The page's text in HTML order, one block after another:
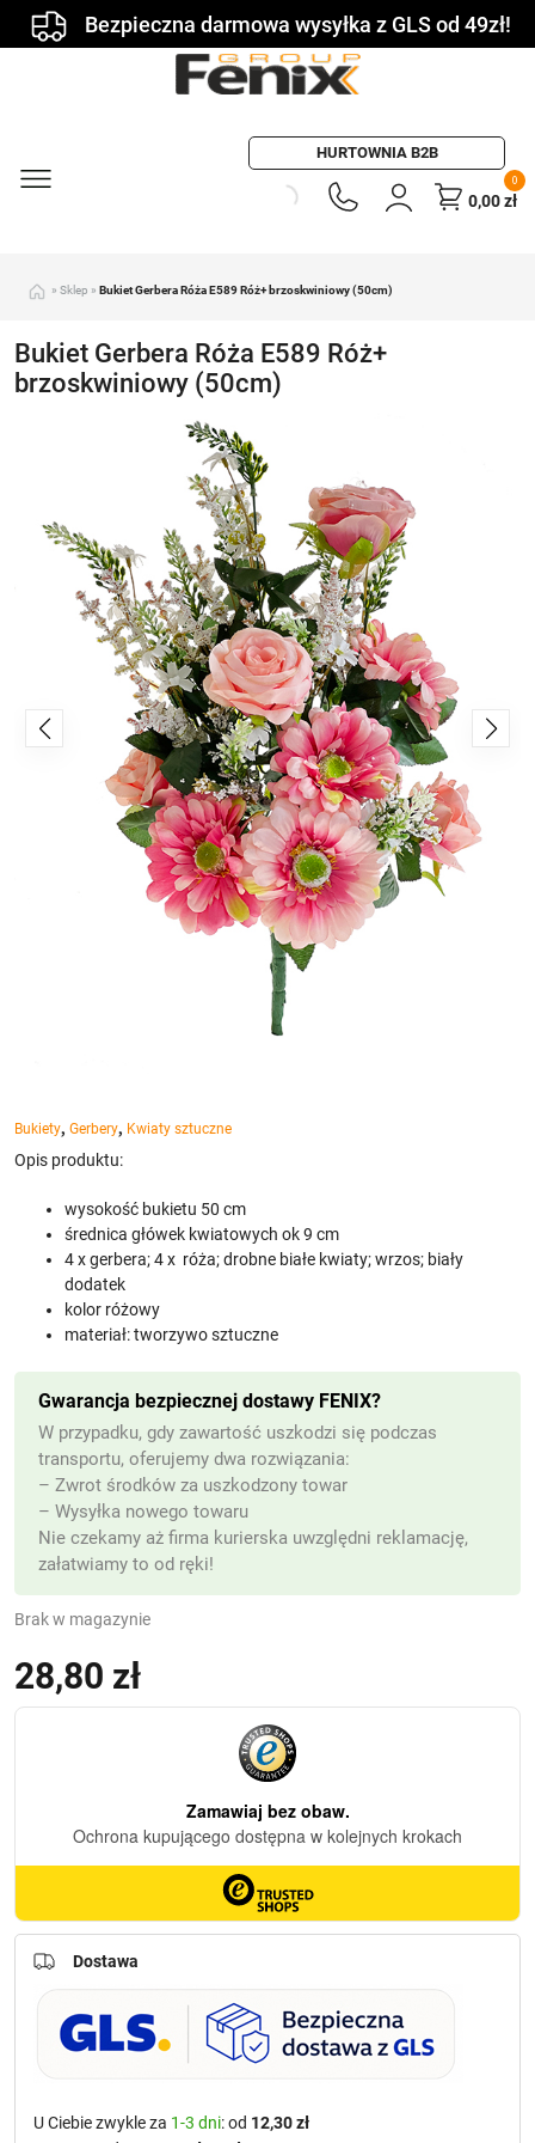
Bezpieczna darmowa wysyłka z GLS od 49zł!
HURTOWNIA B2B
0
0,00zł
» Sklep » Bukiet Gerbera Róża E589 Róż+ brzoskwiniowy (50cm)
Bukiet Gerbera Róża E589 Róż+
brzoskwiniowy (50cm)
Bukiety, Gerbery, Kwiaty sztuczne
28,80 zł
Opis produktu:
wysokość bukietu 50 cm
średnica główek kwiatowych ok 9 cm
4 x gerbera; 4 x róża; drobne białe kwiaty; wrzos; biały
dodatek
kolor różowy
materiał: tworzywo sztuczne
Brak w magazynie
Gwarancja bezpiecznej dostawy FENIX?
W przypadku, gdy zawartość uszkodzi się podczas
transportu, oferujemy dwa rozwiązania:
– Zwrot środków za uszkodzony towar
– Wysyłka nowego towaru
Nie czekamy aż firma kurierska uwzględni reklamację,
załatwiamy to od ręki!
Dostawa
U Ciebie zwykle za 1-3 dni: od 12,30 zł